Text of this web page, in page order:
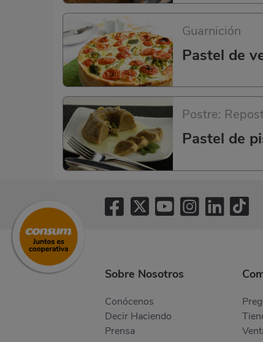
Guarnición
Pastel de
Postre:
Pastel de
Sobre Nosotros
Conócenos
Decir Haciendo
Prensa